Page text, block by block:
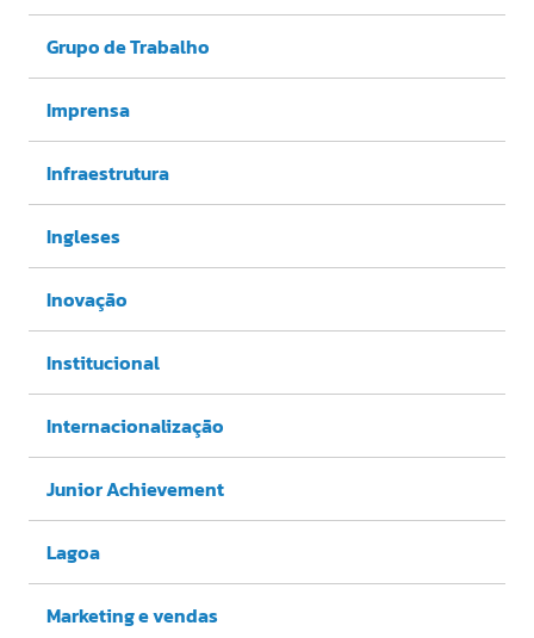
Grupo de Trabalho
Imprensa
Infraestrutura
Ingleses
Inovação
Institucional
Internacionalização
Junior Achievement
Lagoa
Marketing e vendas